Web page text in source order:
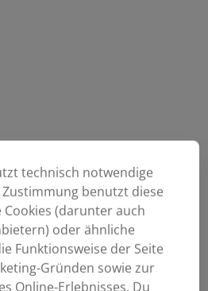
technisch notwendige
benutzt diese
(darunter auch
oder ähnliche
Funktionsweise der Seite
Gründen sowie zur
Online-Erlebnisses. Du